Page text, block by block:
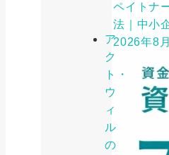
ア
ク
ト・
ウ
ィ
ル
の
ペイトナ
法｜中小
2026年8